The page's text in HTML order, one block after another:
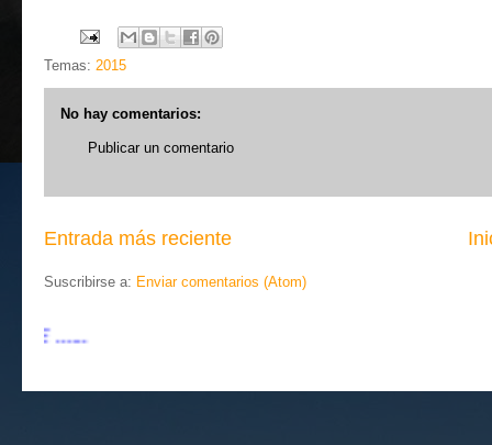
Temas: 2015
No hay comentarios:
Publicar un comentario
Entrada más reciente
Suscribirse a: Enviar comentarios (Atom)